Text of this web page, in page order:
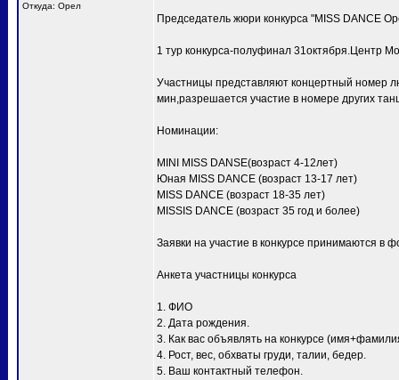
Откуда: Орел
Председатель жюри конкурса "MISS DANCE
1 тур конкурса-полуфинал 31октября.Центр
Участницы представляют концертный номер
мин,разрешается участие в номере других
Номинации:
MINI MISS DANSE(возраст 4-12лет)
Юная MISS DANCE (возраст 13-17 лет)
MISS DANCE (возраст 18-35 лет)
MISSIS DANCE (возраст 35 год и более)
Заявки на участие в конкурсе принимаются в
Анкета участницы конкурса
1. ФИО
2. Дата рождения.
3. Как вас объявлять на конкурсе
4. Рост, вес, обхваты груди, талии, бедер.
5. Ваш контактный телефон.